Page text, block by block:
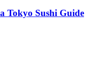
Tokyo Sushi Guide